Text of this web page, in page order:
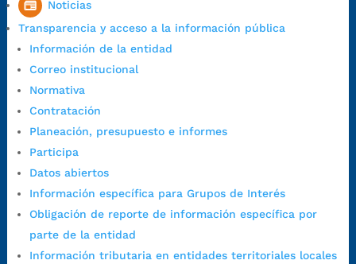
Noticias
Transparencia y acceso a la información pública
Información de la entidad
Correo institucional
Normativa
Contratación
Planeación, presupuesto e informes
Participa
Datos abiertos
Información específica para Grupos de Interés
Obligación de reporte de información específica por
parte de la entidad
Información tributaria en entidades territoriales locales
Viernes: 7:00 a.m. a 5:00 p.m. en Jornada Continua con
30 minutos de descanso al medio día.
Horario de Atención CAME (Norte):
Dirección:Carrera 12 #16N-84 del barrio Kennedy.
Horario habitual de lunes a viernes en
a.m. a 3:00 p.m.
Teléfono Conmutador:+57 (607) 633 70 00
Líneagratuita:
Correo Institucional:
Correo de notificaciones
judiciales: notificaciones@bucaramanga.gov.co
Canal de denuncia para presuntos actos de corrupción:
https://canaldenuncia.bucaramanga.gov.co/